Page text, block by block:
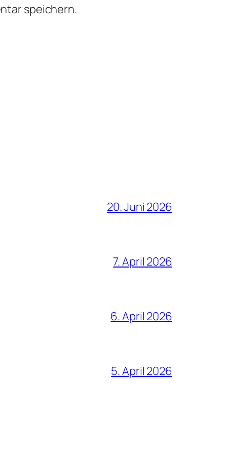
speichern.
20. Juni 2026
7. April 2026
6. April 2026
5. April 2026